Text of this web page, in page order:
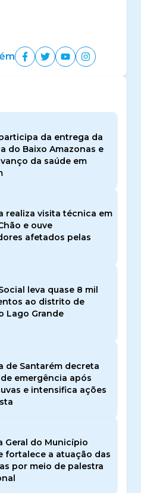
da entrega da
do Baixo Amazonas e
da saúde em
realiza visita técnica em
e ouve
afetados pelas
leva quase 8 mil
ao distrito de
Lago Grande
de Santarém decreta
emergência após
e intensifica ações
Geral do Município
fortalece a atuação das
por meio de palestra